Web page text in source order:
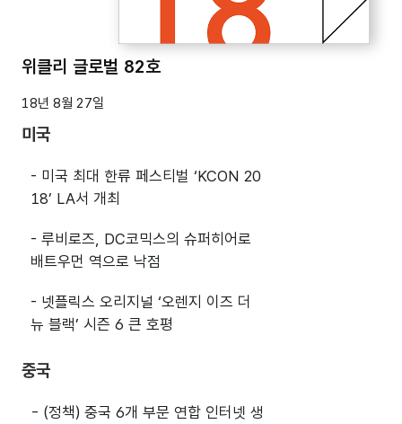
위클리 글로벌 82호
18년 8월 27일
미국
- 미국 최대 한류 페스티벌 ‘KCON 20
18’ LA서 개최
- 루비로즈, DC코믹스의 슈퍼히어로
배트우먼 역으로 낙점
- 넷플릭스 오리지널 ‘오렌지 이즈 더
뉴 블랙’ 시즌 6 큰 호평
중국
- (정책) 중국 6개 부문 연합 인터넷 생